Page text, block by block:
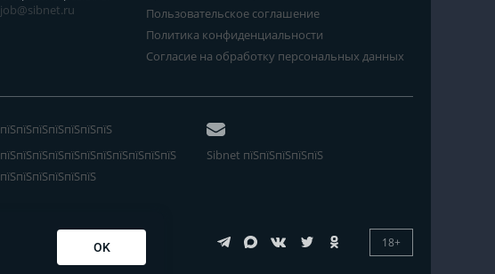
job@sibnet.ru
Пользовательское соглашение
Политика конфиденциальности
Согласие на обработку персональных данных
пїЅпїЅпїЅпїЅпїЅпїЅпїЅ
пїЅпїЅпїЅпїЅпїЅпїЅпїЅпїЅпїЅпїЅпїЅ
пїЅпїЅпїЅпїЅпїЅпїЅ
Sibnet пїЅпїЅпїЅпїЅпїЅ
18+
OK